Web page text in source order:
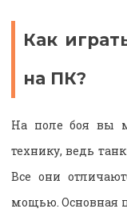
Как
на ПК?
На поле боя вы
технику, ведь
Все они
мощью. Основная